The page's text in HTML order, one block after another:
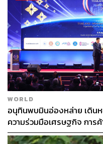
WORLD
อนุทินพบมินอ่องหล่าย เดินห
ความร่วมมือเศรษฐกิจ การ